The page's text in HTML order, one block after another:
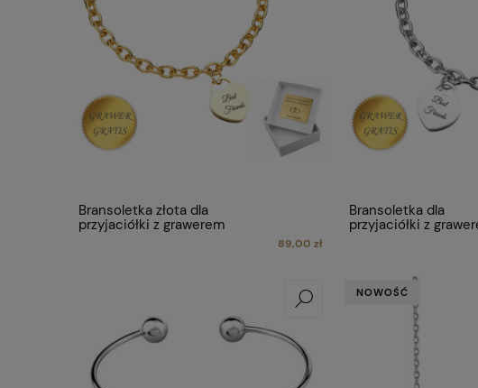
Bransoletka złota dla
przyjaciółki z grawerem
89,00 zł
Bransoletka dla
przyjaciółki z
NOWOŚĆ